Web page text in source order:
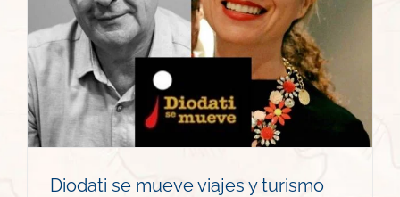
Diodati se mueve viajes y turismo